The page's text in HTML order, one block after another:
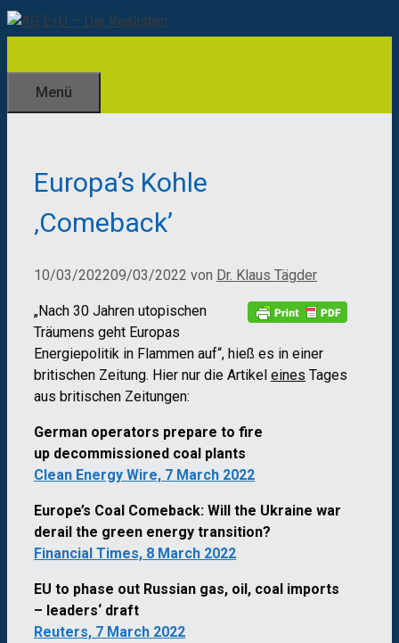
Zum
Inhalt
Menü
Europa’s Kohle
‚Comeback’
10/03/202209/03/2022 von Dr. Klaus Tägder
„Nach 30 Jahren utopischen
Träumens geht Europas
Energiepolitik in Flammen auf“, hieß es in einer
britischen Zeitung. Hier nur die Artikel eines Tages
aus britischen Zeitungen:
German operators prepare to fire
up decommissioned coal plants
Clean Energy Wire, 7 March 2022
Europe’s Coal Comeback: Will the Ukraine war
derail the green energy transition?
Financial Times, 8 March 2022
EU to phase out Russian gas, oil, coal imports
– leaders‘ draft
Reuters, 7 March 2022